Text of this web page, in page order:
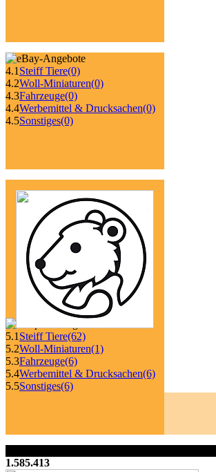
4.1 Steiff Tiere(0)
4.2Woll-Miniaturen(0)
4.3Fahrzeuge(0)
4.4Werbemittel & Drucksachen(0)
4.5Sonstiges(0)
5.1 Steiff Tiere(62)
5.2Woll-Miniaturen(1)
5.3Fahrzeuge(6)
5.4Werbemittel & Drucksachen(6)
5.5Sonstiges(6)
1.585.413